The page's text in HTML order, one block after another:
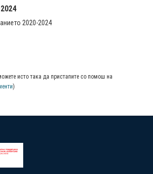
2020-2024
исто така да пристапите со помош на
)